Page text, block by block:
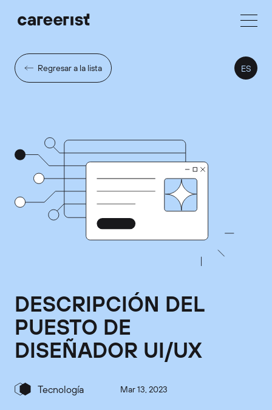
Regresar a la lista ES
DESCRIPCIÓN DEL
PUESTO DE
DISEÑADOR UI/UX
Tecnología Mar 13, 2023